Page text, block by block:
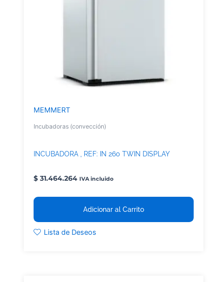
MEMMERT
Incubadoras (convección)
INCUBADORA , REF: IN 260 TWIN DISPLAY
$ 31.464.264 IVA incluido
Adicionar al Carrito
Lista de Deseos